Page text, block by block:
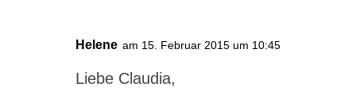
Helene am 15. Februar 2015 um 10:45
Liebe Claudia,